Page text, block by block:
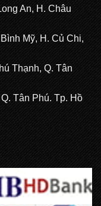
An, H. Châu
Mỹ, H. Củ Chi,
Thạnh, Q. Tân
Tân Phú. Tp. Hồ